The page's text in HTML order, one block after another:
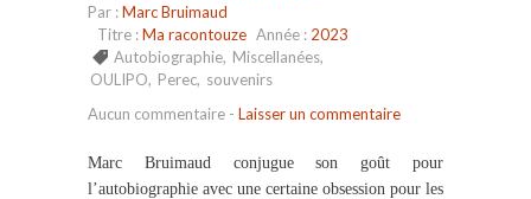
Par :Marc Bruimaud
Titre :Ma racontouze Année : 2023
Autobiographie, Miscellanées,
OULIPO, Perec, souvenirs
Aucun commentaire - Laisser un commentaire
Marc Bruimaud conjugue son goût pour
l’autobiographie avec une certaine obsession pour les